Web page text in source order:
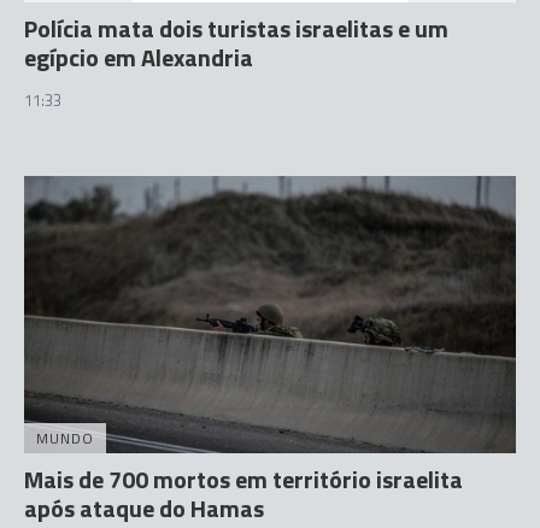
Polícia mata dois turistas israelitas e um
egípcio em Alexandria
11:33
MUNDO
Mais de 700 mortos em território israelita
após ataque do Hamas